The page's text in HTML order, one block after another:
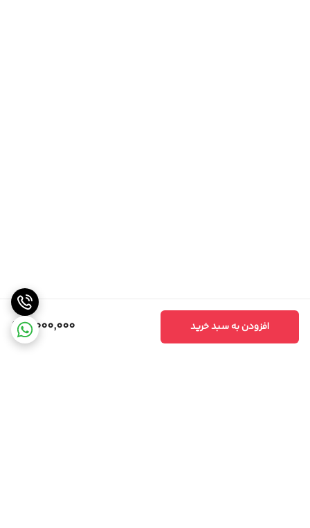
8,000,000 افزودن به سبد خرید